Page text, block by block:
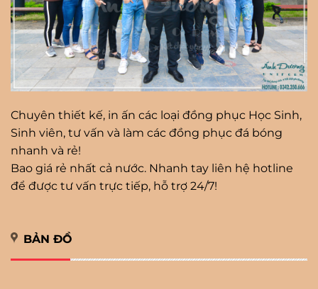
Chuyên thiết kế, in ấn các loại đồng phục Học Sinh,
Sinh viên, tư vấn và làm các đồng phục đá bóng
nhanh và rẻ!
Bao giá rẻ nhất cả nước. Nhanh tay liên hệ hotline
để được tư vấn trực tiếp, hỗ trợ 24/7!
BẢN ĐỒ